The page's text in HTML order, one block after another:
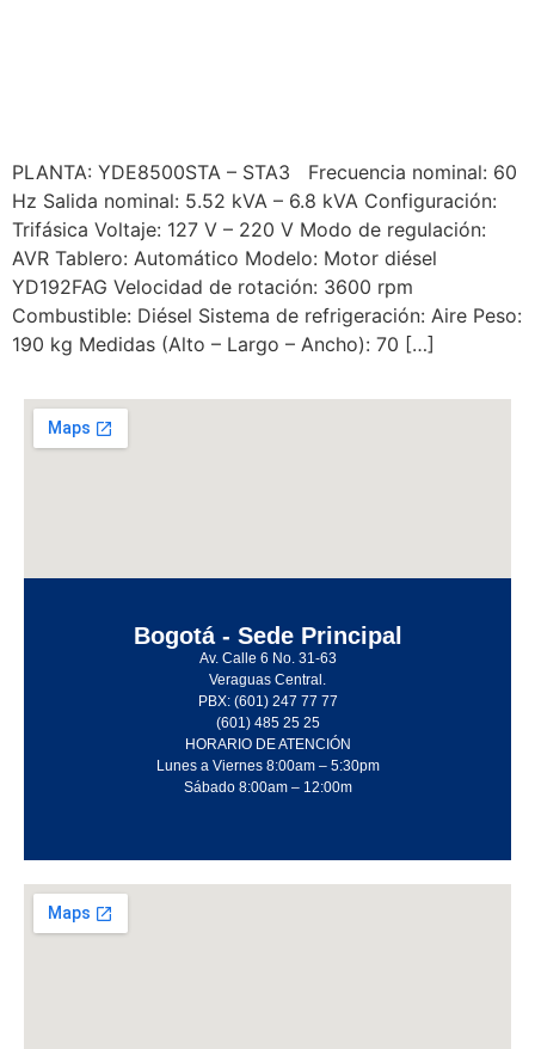
PLANTA: YDE8500STA – STA3 Frecuencia nominal: 60
Hz Salida nominal: 5.52 kVA – 6.8 kVA Configuración:
Trifásica Voltaje: 127 V – 220 V Modo de regulación:
AVR Tablero: Automático Modelo: Motor diésel
YD192FAG Velocidad de rotación: 3600 rpm
Combustible: Diésel Sistema de refrigeración: Aire Peso:
190 kg Medidas (Alto – Largo – Ancho): 70 […]
Bogotá - Sede Principal
Av. Calle 6 No. 31-63
Veraguas Central.
PBX: (601) 247 77 77
(601) 485 25 25
HORARIO DE ATENCIÓN
Lunes a Viernes 8:00am – 5:30pm
Sábado 8:00am – 12:00m